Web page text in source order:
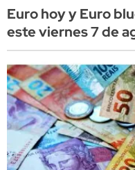
Euro hoy y Euro
este viernes 7 de